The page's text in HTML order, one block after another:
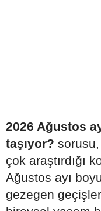
2026 Ağustos
taşıyor?
çok araştırdığı
Ağustos ayı
gezegen